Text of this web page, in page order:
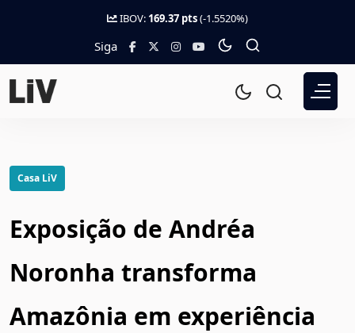
IBOV: 169.37 pts(-1.5520%)
Siga
Casa LiV
Exposição de Andréa
Noronha transforma
Amazônia em experiência